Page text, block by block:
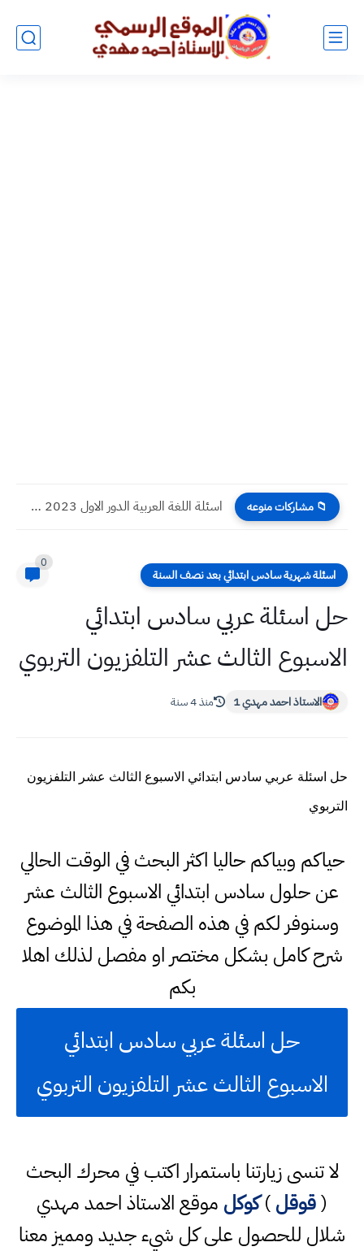
📁 مشاركات منوعه اسئلة اللغة العربية الدور الاول 2023 صف السادس الادبي
اسئلة شهرية سادس ابتدائي بعد نصف السنة
0
حل اسئلة عربي سادس ابتدائي
الاسبوع الثالث عشر التلفزيون التربوي
الاستاذ احمد مهدي 1 منذ 4 سنة
حل اسئلة عربي سادس ابتدائي الاسبوع الثالث عشر التلفزيون
التربوي
حياكم وبياكم حاليا اكثر البحث في الوقت الحالي
عن حلول سادس ابتدائي الاسبوع الثالث عشر
وسنوفر لكم في هذه الصفحة في هذا الموضوع
شرح كامل بشكل مختصر او مفصل لذلك اهلا
بكم
حل اسئلة عربي سادس ابتدائي
الاسبوع الثالث عشر التلفزيون التربوي
لا تنسى زيارتنا باستمرار اكتب في محرك البحث
(قوقل)كوكل موقع الاستاذ احمد مهدي
شلال للحصول على كل شيء جديد ومميز معنا